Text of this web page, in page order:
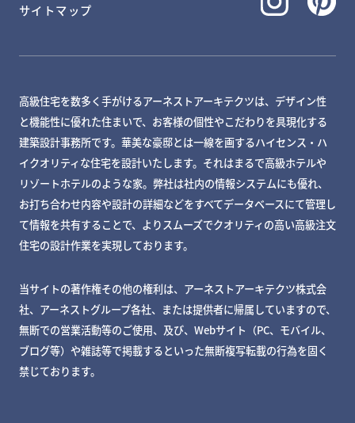
サイトマップ
高級住宅を数多く手がけるアーネストアーキテクツは、デザイン性
と機能性に優れた住まいで、お客様の個性やこだわりを具現化する
建築設計事務所です。華美な豪邸とは一線を画するハイセンス・ハ
イクオリティな住宅を設計いたします。それはまるで高級ホテルや
リゾートホテルのような家。弊社は社内の情報システムにも優れ、
お打ち合わせ内容や設計の詳細などをすべてデータベースにて管理し
て情報を共有することで、よりスムーズでクオリティの高い高級注文
住宅の設計作業を実現しております。
当サイトの著作権その他の権利は、アーネストアーキテクツ株式会
社、アーネストグループ各社、または提供者に帰属していますので、
無断での営業活動等のご使用、及び、Webサイト（PC、モバイル、
ブログ等）や雑誌等で掲載するといった無断複写転載の行為を固く
禁じております。